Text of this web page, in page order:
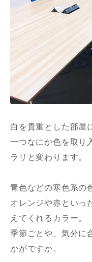
白を貴重とした部屋
一つなにか色を取り
ラリと変わります。
青色などの寒色系の
オレンジや赤といっ
えてくれるカラー。
季節ごとや、気分に
かがですか。